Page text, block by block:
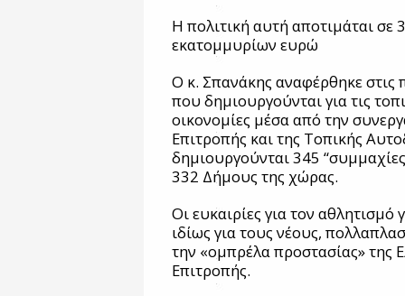
Η πολιτική αυτή αποτιμάται
εκατομμυρίων ευρώ
Ο κ. Σπανάκης αναφέρθηκε στις
που δημιουργούνται για τις
οικονομίες μέσα από την
Επιτροπής και της Τοπικής
δημιουργούνται 345
332 Δήμους της χώρας.
Οι ευκαιρίες για τον
ιδίως για τους νέους,
την «ομπρέλα προστασίας» της
Επιτροπής.